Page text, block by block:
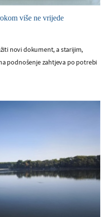
više ne vrijede
novi dokument, a starijim,
podnošenje zahtjeva po potrebi